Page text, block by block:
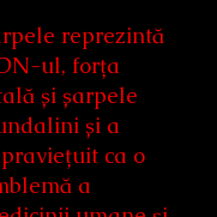
reprezintă
ul, forța
și șarpele
și a
ca o
a